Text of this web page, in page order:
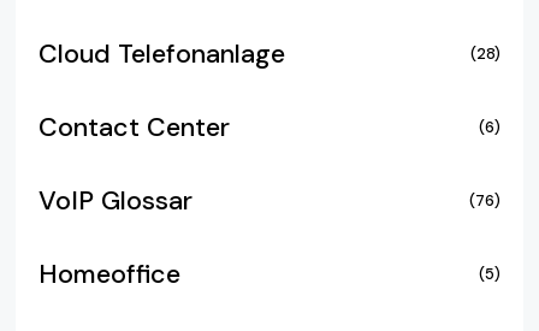
Cloud Telefonanlage (28)
Contact Center (6)
VoIP Glossar (76)
Homeoffice (5)